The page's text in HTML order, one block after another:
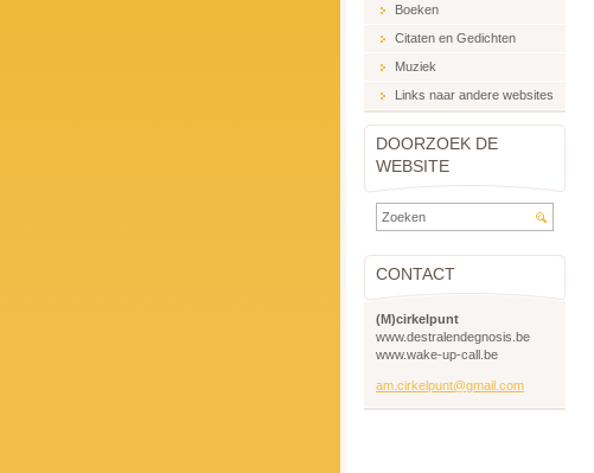
Boeken
Citaten en Gedichten
Muziek
Links naar andere websites
DOORZOEK DE
WEBSITE
CONTACT
(M)cirkelpunt
www.destralendegnosis.be
www.wake-up-call.be
am.cirkelpunt@gmail.com